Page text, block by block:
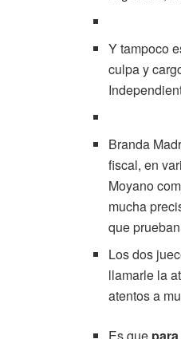
Y tampoco
culpa y
Branda
fiscal, en
Moyano
mucha
que
Los dos
llamarle la
atentos a
Es que